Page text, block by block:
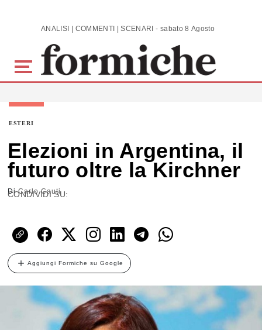
Skip to main content ANALISI | COMMENTI | SCENARI - sabato 8 Agosto 2026
ESTERI
Elezioni in Argentina, il
futuro oltre la Kirchner
DiCarlo Cauti
CONDIVIDI SU:
Aggiungi Formiche su Google